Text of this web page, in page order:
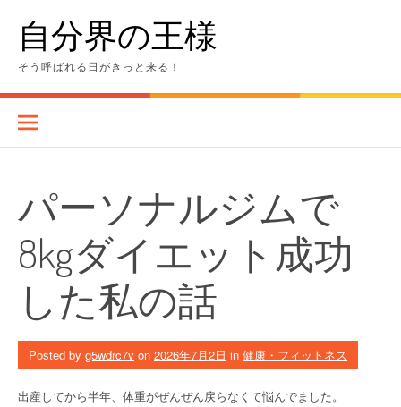
content自分界の王様
そう呼ばれる日がきっと来る！
パーソナルジムで
8kgダイエット成功
した私の話
Posted by g5wdrc7v on 2026年7月2日 in 健康・フィットネス
出産してから半年、体重がぜんぜん戻らなくて悩んでました。